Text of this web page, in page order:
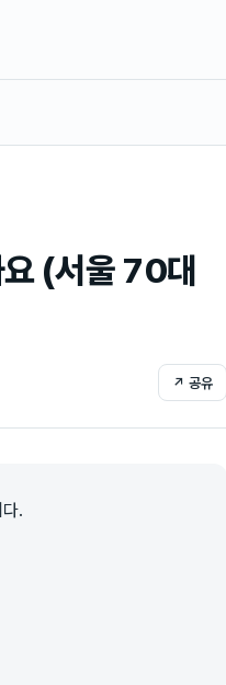
(서울 70대
↗ 공유
.